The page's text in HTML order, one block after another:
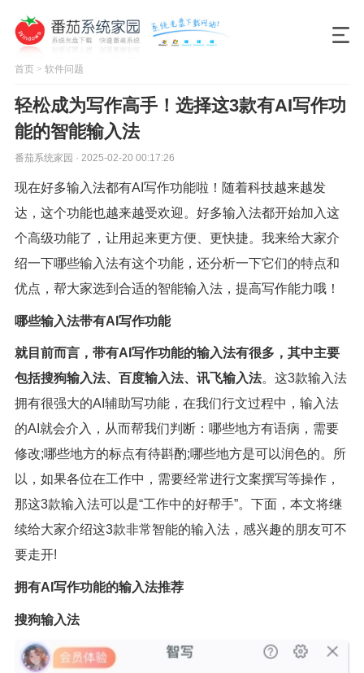
首页> 软件问题
轻松成为写作高手！选择这3款有AI写作功
能的智能输入法
番茄系统家园 · 2025-02-20 00:17:26
现在好多输入法都有AI写作功能啦！随着科技越来越发
达，这个功能也越来越受欢迎。好多输入法都开始加入这
个高级功能了，让用起来更方便、更快捷。我来给大家介
绍一下哪些输入法有这个功能，还分析一下它们的特点和
优点，帮大家选到合适的智能输入法，提高写作能力哦！
哪些输入法带有AI写作功能
就目前而言，带有AI写作功能的输入法有很多，其中主要
包括搜狗输入法、百度输入法、讯飞输入法。这3款输入法
拥有很强大的AI辅助写功能，在我们行文过程中，输入法
的AI就会介入，从而帮我们判断：哪些地方有语病，需要
修改;哪些地方的标点有待斟酌;哪些地方是可以润色的。所
以，如果各位在工作中，需要经常进行文案撰写等操作，
那这3款输入法可以是“工作中的好帮手”。下面，本文将继
续给大家介绍这3款非常智能的输入法，感兴趣的朋友可不
要走开!
拥有AI写作功能的输入法推荐
搜狗输入法